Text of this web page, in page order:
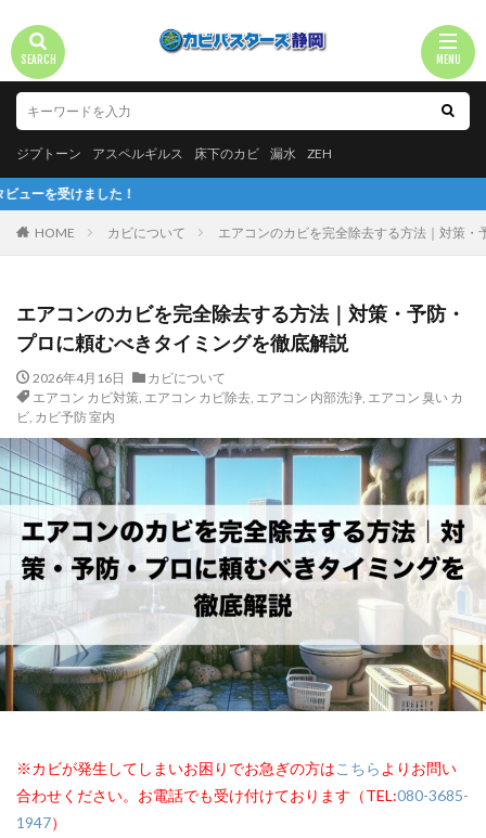
ジプトーン アスペルギルス 床下のカビ 漏水 ZEH
HOME カビについて エアコンのカビを完全除去する方法｜対策
エアコンのカビを完全除去する方法｜対策・予防・
プロに頼むべきタイミングを徹底解説
2026年4月16日
カビについて
エアコン カビ対策, エアコン カビ除去, エアコン 内部洗浄, エアコン 臭い カ
ビ, カビ予防 室内
※カビが発生してしまいお困りでお急ぎの方はこちら よりお問い
合わせください。お電話でも受け付けております（TEL:080-3685-
1947）